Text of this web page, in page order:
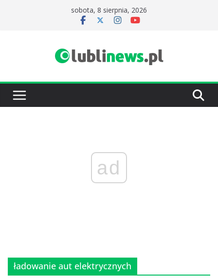
sobota, 8 sierpnia, 2026
ad
ładowanie aut elektrycznych